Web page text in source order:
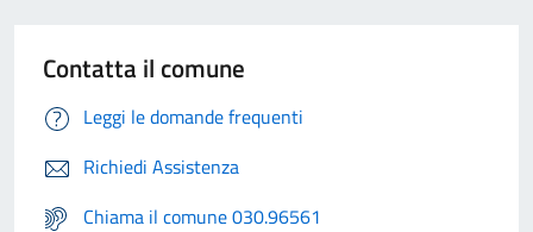
Contatta il comune
Leggi le domande frequenti
Richiedi Assistenza
Chiama il comune 030.96561